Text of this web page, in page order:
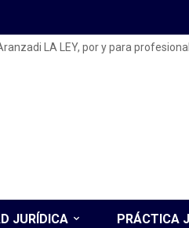
LA LEY, por y para
JURÍDICA PRÁCTICA